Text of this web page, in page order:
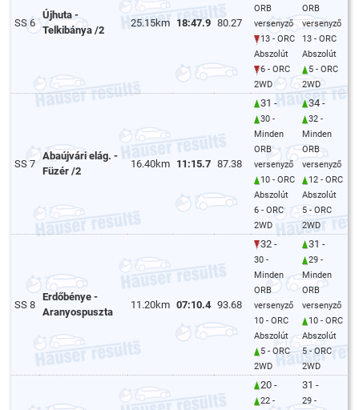
SS 6
Újhuta -
Telkibánya /2
25.15km 18:47.9 80.27
ORB
versenyző
13 - ORC
Abszolút
6 - ORC
2WD
ORB
versenyző
13 - ORC
Abszolút
5 - ORC
2WD
SS 7
Abaújvári elág. -
Füzér /2
16.40km 11:15.7 87.38
31 -
30 -
Minden
ORB
versenyző
10 - ORC
Abszolút
6 - ORC
2WD
34 -
32 -
Minden
ORB
versenyző
12 - ORC
Abszolút
5 - ORC
2WD
SS 8
Erdőbénye -
Aranyospuszta
11.20km 07:10.4 93.68
32 -
30 -
Minden
ORB
versenyző
10 - ORC
Abszolút
5 - ORC
2WD
31 -
29 -
Minden
ORB
versenyző
10 - ORC
Abszolút
5 - ORC
2WD
20 -
22 -
31 -
29 -